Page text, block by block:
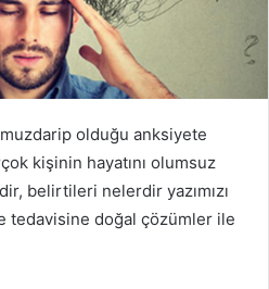
olduğu anksiyete
kişinin hayatını olumsuz
belirtileri nelerdir yazımızı
tedavisine doğal çözümler ile